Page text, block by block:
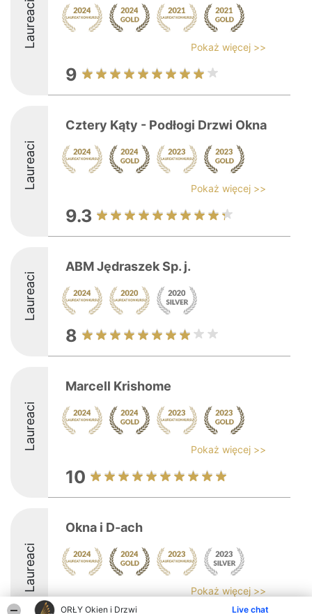
ORŁY Okien i Drzwi Live chat
Laureaci Pokaż więcej >>
9
Laureaci
Cztery Kąty - Podłogi Drzwi Okna
Pokaż więcej >>
9.3
Laureaci
ABM Jędraszek Sp. j.
8
Laureaci
Marcell Krishome
Pokaż więcej >>
10
Laureaci
Okna i D-ach
Pokaż więcej >>